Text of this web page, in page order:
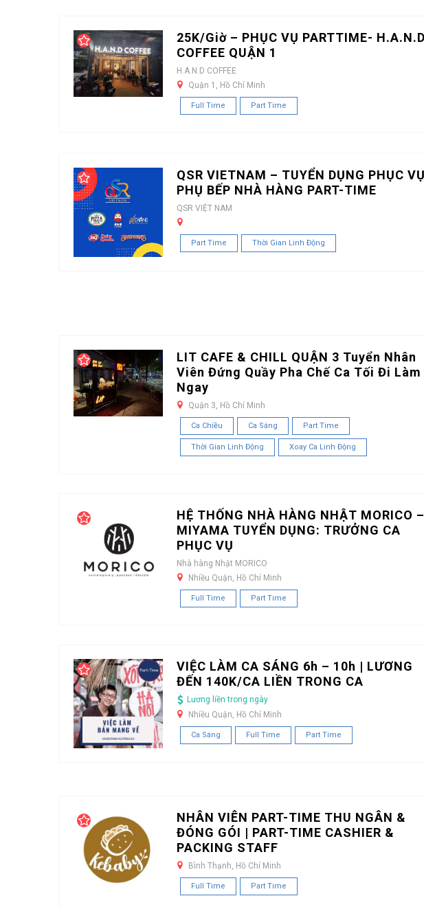
25K/Giờ – PHỤC VỤ PARTTIME- H.A.N.D
COFFEE QUẬN 1
H.A.N.D COFFEE
Quận 1, Hồ Chí Minh
Full Time Part Time
QSR VIETNAM – TUYỂN DỤNG PHỤC
PHỤ BẾP NHÀ HÀNG PART-TIME
QSR VIỆT NAM
Part Time Thời Gian Linh Động
LIT CAFE & CHILL QUẬN 3 Tuyển Nhân
Viên Đứng Quầy Pha Chế Ca Tối Đi Làm
Ngay
Quận 3, Hồ Chí Minh
Ca Chiều Ca Sáng Part Time
Thời Gian Linh Động Xoay Ca Linh Động
HỆ THỐNG NHÀ HÀNG NHẬT MORICO –
MIYAMA TUYỂN DỤNG: TRƯỞNG CA
PHỤC VỤ
Nhà hàng Nhật MORICO
Nhiều Quận, Hồ Chí Minh
Full Time Part Time
VIỆC LÀM CA SÁNG 6h – 10h | LƯƠNG
ĐẾN 140K/CA LIỀN TRONG CA
Lương liền trong ngày
Nhiều Quận, Hồ Chí Minh
Ca Sáng Full Time Part Time
NHÂN VIÊN PART-TIME THU NGÂN &
ĐÓNG GÓI | PART-TIME CASHIER &
PACKING STAFF
Bình Thạnh, Hồ Chí Minh
Full Time Part Time